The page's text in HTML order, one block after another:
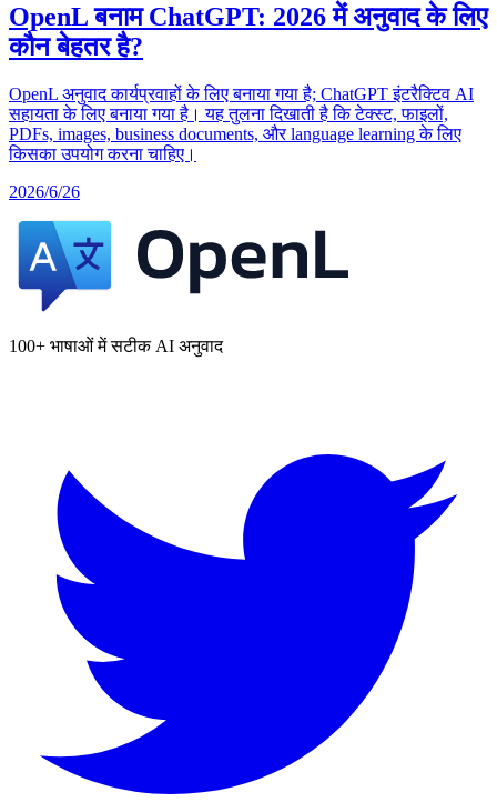
OpenL बनाम ChatGPT: 2026 में अनुवाद के लिए
कौन बेहतर है?
OpenL अनुवाद कार्यप्रवाहों के लिए बनाया गया है; ChatGPT इंटरैक्टिव AI
सहायता के लिए बनाया गया है। यह तुलना दिखाती है कि टेक्स्ट, फाइलों,
PDFs, images, business documents, और language learning के लिए
किसका उपयोग करना चाहिए।
2026/6/26
100+ भाषाओं में सटीक AI अनुवाद